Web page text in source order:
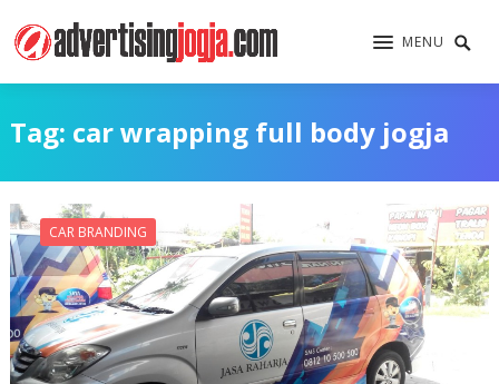
MENU
Tag: car wrapping full body jogja
CAR BRANDING